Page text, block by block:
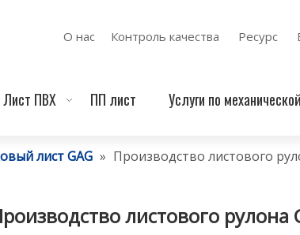
О нас Контроль качества Ресурс
Лист ПВХ ПП лист Услуги по
лист GAG » Производство листового
листового рулона